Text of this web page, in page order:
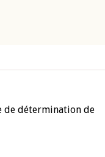
de détermination de